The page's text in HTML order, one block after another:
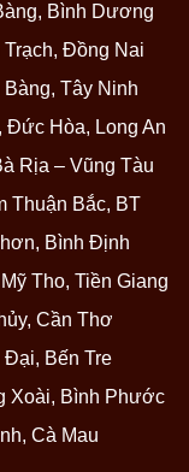
Bình Dương
Đồng Nai
Bàng, Tây Ninh
Đức Hòa, Long An
Rịa – Vũng Tàu
Thuận Bắc, BT
Bình Định
Tho, Tiền Giang
Cần Thơ
Đại, Bến Tre
Xoài, Bình Phước
Cà Mau